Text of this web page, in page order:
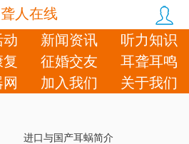
聋人在线
动 新闻资讯
听力知识
征婚交友
耳聋耳鸣
加入我们 关于我们
进口与国产耳蜗简介